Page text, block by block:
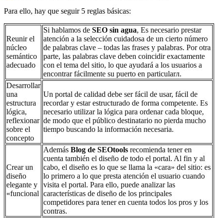
Para ello, hay que seguir 5 reglas básicas:
Reunir el
núcleo
semántico
adecuado
Si hablamos de SEO sin agua, Es necesario prestar
atención a la selección cuidadosa de un cierto número
de palabras clave – todas las frases y palabras. Por otra
parte, las palabras clave deben coincidir exactamente
con el tema del sitio, lo que ayudará a los usuarios a
encontrar fácilmente su puerto en particularл.
Desarrollar
una
estructura
lógica,
reflexionar
sobre el
concepto
Un portal de calidad debe ser fácil de usar, fácil de
recordar y estar estructurado de forma competente. Es
necesario utilizar la lógica para ordenar cada bloque,
de modo que el público destinatario no pierda mucho
tiempo buscando la información necesaria.
Crear un
diseño
elegante y
«funcional
Además Blog de SEOtools recomienda tener en
cuenta también el diseño de todo el portal. Al fin y al
cabo, el diseño es lo que se llama la «cara» del sitio: es
lo primero a lo que presta atención el usuario cuando
visita el portal. Para ello, puede analizar las
características de diseño de los principales
competidores para tener en cuenta todos los pros y los
contras.